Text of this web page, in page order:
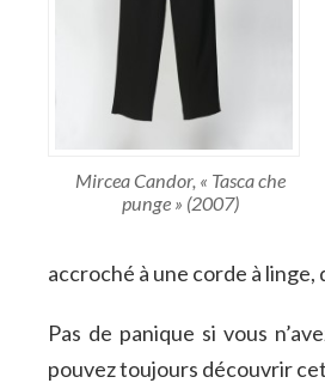
Mircea Candor, « Tasca che
punge » (2007)
accroché à une corde à
Pas de panique si vous
pouvez toujours découvrir